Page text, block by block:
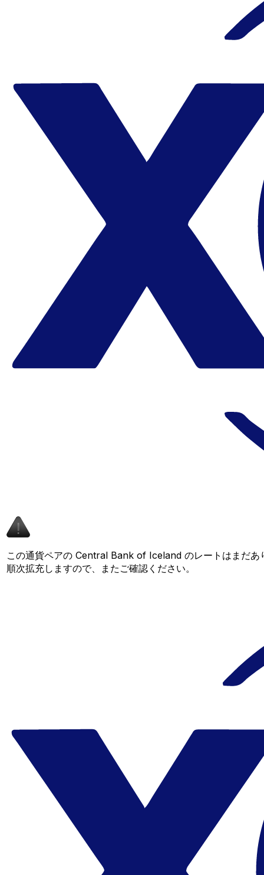
この通貨ペアの Central Bank of Iceland のレートはまだ
順次拡充しますので、またご確認ください。